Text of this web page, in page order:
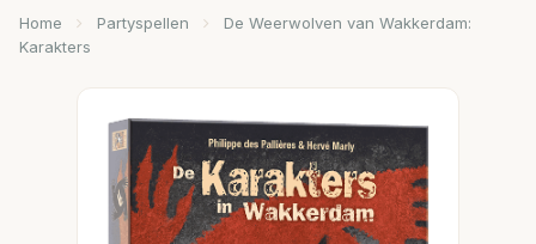
Home Partyspellen
De Weerwolven van Wakkerdam:
Karakters